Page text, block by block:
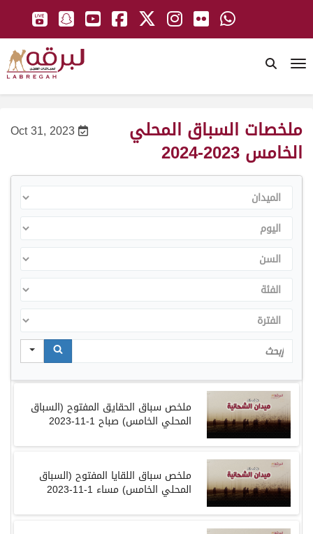
Oct 31, 2023 ملخصات السباق المحلي
الخامس 2023-2024
الميدان
اليوم
السن
الفئة
الفترة
Search
ملخص سباق الحقايق المفتوح (السباق
المحلي الخامس) صباح1-11-2023
ملخص سباق اللقايا المفتوح (السباق
المحلي الخامس) مساء